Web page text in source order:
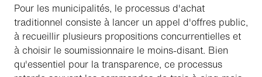
Pour les municipalités, le processus d'achat
traditionnel consiste à lancer un appel d'offres public,
à recueillir plusieurs propositions concurrentielles et
à choisir le soumissionnaire le moins-disant. Bien
qu'essentiel pour la transparence, ce processus